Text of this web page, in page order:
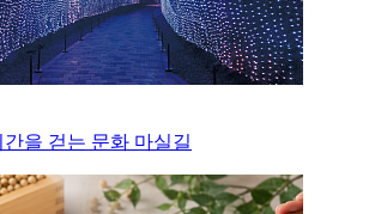
간을 걷는 문화 마실길